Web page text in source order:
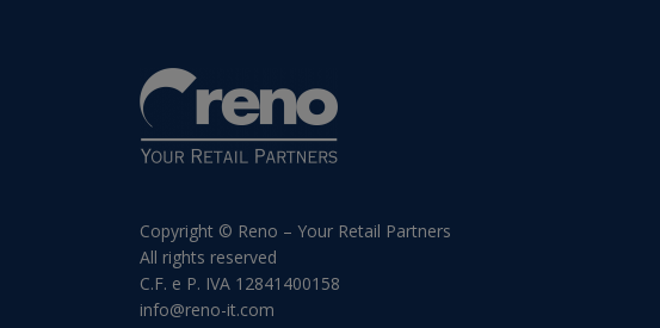
Copyright © Reno – Your Retail Partners
All rights reserved
C.F. e P. IVA 12841400158
info@reno-it.com